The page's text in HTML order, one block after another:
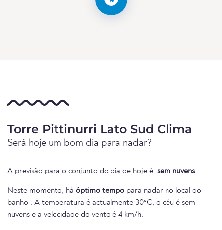
Torre Pittinurri Lato Sud Clima
Será hoje um bom dia para nadar?
A previsão para o conjunto do dia de hoje é: sem nuvens
Neste momento, há óptimo tempo para nadar no local do
banho . A temperatura é actualmente 30°C, o céu é sem
nuvens e a velocidade do vento é 4 km/h.